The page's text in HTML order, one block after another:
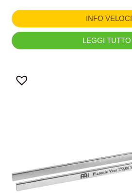
INFO VELOCI
LEGGI TUTTO